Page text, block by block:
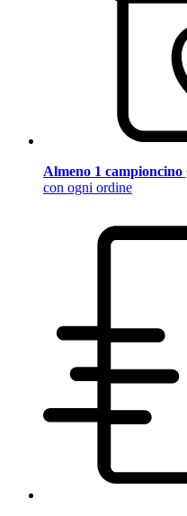
Almeno 1
con ogni ordine